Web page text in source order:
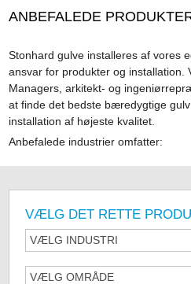
ANBEFALEDE
Stonhard gulve installeres af vores
ansvar for produkter og installation.
Managers, arkitekt- og
at finde det bedste bæredygtige
installation af højeste kvalitet.
Anbefalede industrier omfatter:
VÆLG DET RETTE
VÆLG INDUSTRI
VÆLG OMRÅDE